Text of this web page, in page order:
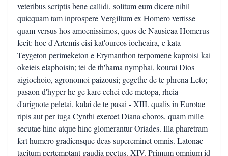
veteribus scriptis bene callidi, solitum eum dicere nihil
quicquam tam inprospere Vergilium ex Homero vertisse
quam versus hos amoenissimos, quos de Nausicaa Homerus
fecit: hoe d'Artemis eisi kat'oureos iocheaira, e kata
Teygeton perimeketon e Erymanthon terpomene kaproisi kai
okeieis elaphoisin; tei de th'hama nymphai, kourai Dios
aigiochoio, agronomoi paizousi; gegethe de te phrena Leto;
pasaon d'hyper he ge kare echei ede metopa, rheia
d'arignote peletai, kalai de te pasai - XIII. qualis in Eurotae
ripis aut per iuga Cynthi exercet Diana choros, quam mille
secutae hinc atque hinc glomerantur Oriades. Illa pharetram
fert humero gradiensque deas supereminet omnis. Latonae
tacitum pertemptant gaudia pectus. XIV. Primum omnium id